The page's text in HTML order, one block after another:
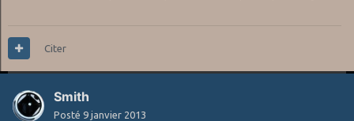
Citer
Smith
Posté 9 janvier 2013